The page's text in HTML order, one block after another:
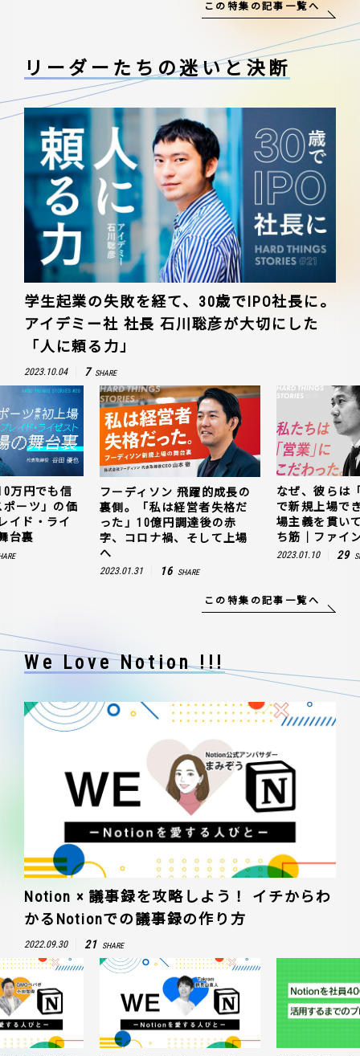
この特集の記事一覧へ
リーダーたちの迷いと決断
学生起業の失敗を経て、30歳でIPO社長に。
アイデミー社 社長 石川聡彦が大切にした
「人に頼る力」
2023.10.04 7 SHARE
万円でも信
ーツ」の価
イド・ライ
台裏
フーディソン 飛躍的成長の
裏側。「私は経営者失格だ
った」10億円調達後の赤
字、コロナ禍、そして上場
へ
2023.01.31 16 SHARE
なぜ、彼らは
で新規上場で
場主義を貫い
ち筋｜ファイ
2023.01.10 29
この特集の記事一覧へ
We Love Notion !!!
Notion × 議事録を攻略しよう！ イチからわ
かるNotionでの議事録の作り方
2022.09.30 21 SHARE